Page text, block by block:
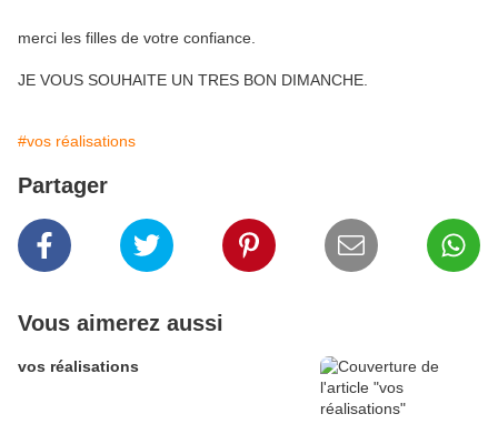
merci les filles de votre confiance.
JE VOUS SOUHAITE UN TRES BON DIMANCHE.
#vos réalisations
Partager
Vous aimerez aussi
vos réalisations